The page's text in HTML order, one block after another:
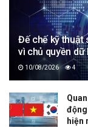
Đế chế kỹ thuật
vì chủ quyền dữ
10/08/2026 4
hiện